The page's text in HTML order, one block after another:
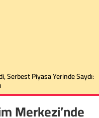
Serbest Piyasa Yerinde Saydı:
Merkezi’nde